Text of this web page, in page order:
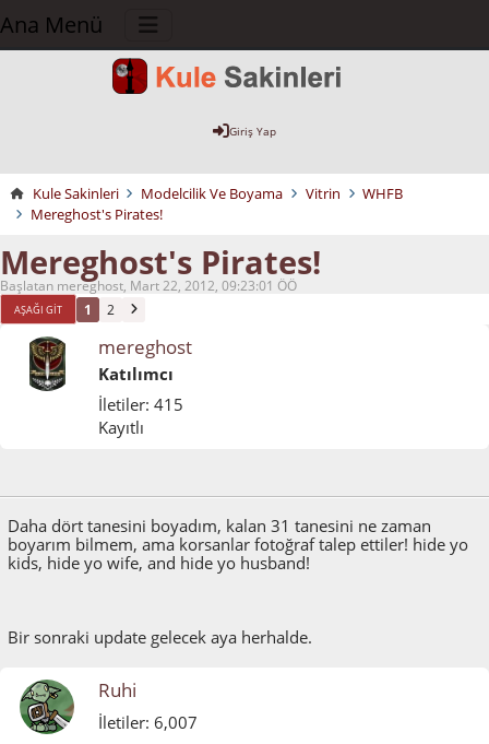
Ana Menü
Giriş Yap
Kule Sakinleri Modelcilik Ve Boyama Vitrin
WHFB
Mereghost's Pirates!
Mereghost's Pirates!
Başlatan mereghost, Mart 22, 2012, 09:23:01 ÖÖ
AŞAĞI GIT 1 2
mereghost
Katılımcı
İletiler: 415
Kayıtlı
Daha dört tanesini boyadım, kalan 31 tanesini ne zaman
boyarım bilmem, ama korsanlar fotoğraf talep ettiler! hide yo
kids, hide yo wife, and hide yo husband!
Bir sonraki update gelecek aya herhalde.
Ruhi
İletiler: 6,007